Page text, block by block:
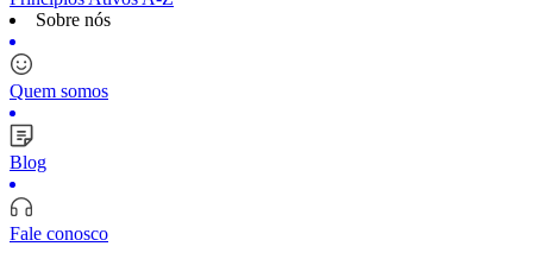
Sobre nós
Quem somos
Blog
Fale conosco